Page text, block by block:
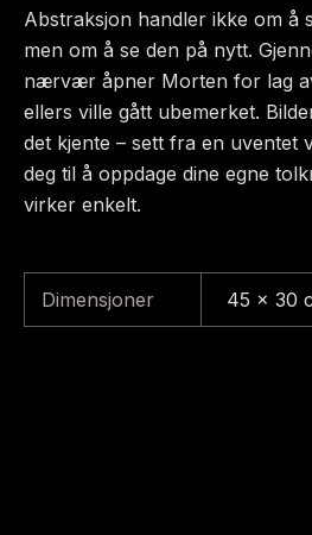
Abstraksjon handler ikke om å
men om å se den på nytt.
nærvær åpner Morten for lag
ellers ville gått ubemerket.
det kjente – sett fra en uventet
deg til å oppdage dine egne
virker enkelt.
Dimensjoner 45 x 30